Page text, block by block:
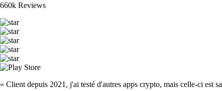
660k Reviews
« Client depuis 2021, j'ai testé d'autres apps crypto, mais celle-ci est